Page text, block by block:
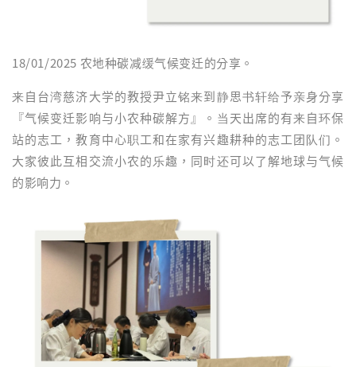
18/01/2025 农地种碳减缓气候变迁的分享。
来自台湾慈济大学的教授尹立铭来到静思书轩给予亲身分享
『气候变迁影响与小农种碳解方』。当天出席的有来自环保
站的志工，教育中心职工和在家有兴趣耕种的志工团队们。
大家彼此互相交流小农的乐趣，同时还可以了解地球与气候
的影响力。